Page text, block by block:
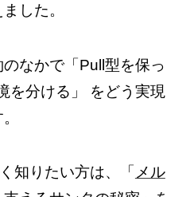
した。
なかで「Pull型を保っ
を分ける」 をどう実現
知りたい方は、「 メル